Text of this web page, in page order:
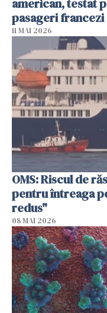
pasageri
11 MAI 2026
OMS: Riscul de
pentru întreaga
redus"
08 MAI 2026